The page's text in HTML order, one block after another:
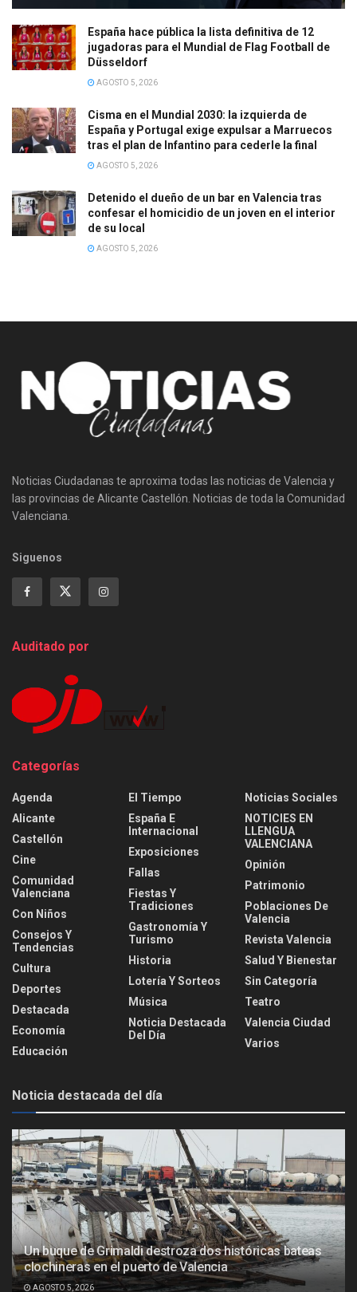
España hace pública la lista definitiva de 12
jugadoras para el Mundial de Flag Football de
Düsseldorf
AGOSTO 5, 2026
Cisma en el Mundial 2030: la izquierda de
España y Portugal exige expulsar a Marruecos
tras el plan de Infantino para cederle la final
AGOSTO 5, 2026
Detenido el dueño de un bar en Valencia tras
confesar el homicidio de un joven en el interior
de su local
AGOSTO 5, 2026
Noticias Ciudadanas te aproxima todas las noticias de Valencia y
las provincias de Alicante Castellón. Noticias de toda la Comunidad
Valenciana.
Siguenos
Auditado por
Categorías
Agenda
Alicante
Castellón
Cine
Comunidad
Valenciana
Con Niños
Consejos Y
Tendencias
Cultura
Deportes
Destacada
Economía
Educación
El Tiempo
España E
Internacional
Exposiciones
Fallas
Fiestas Y
Tradiciones
Gastronomía Y
Turismo
Historia
Lotería Y Sorteos
Música
Noticia Destacada
Del Día
Noticias Sociales
NOTICIES EN
LLENGUA
VALENCIANA
Opinión
Patrimonio
Poblaciones De
Valencia
Revista Valencia
Salud Y Bienestar
Sin Categoría
Teatro
Valencia Ciudad
Varios
Noticia destacada del día
Un buque de Grimaldi destroza dos históricas bateas
clochineras en el puerto de Valencia
AGOSTO 5, 2026